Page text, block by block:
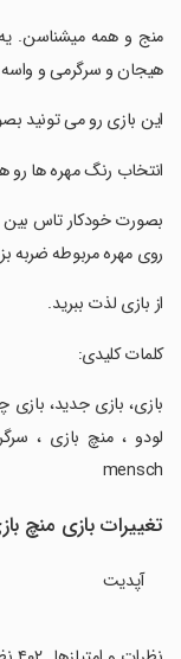
‏منج و همه میشناسن.
هیجان و سرگرمی و واسه
‏این بازی رو می تونید
‏انتخاب رنگ مهره ها رو
روی مهره مربوطه ضربه
‏از بازی لذت ببرید.
‏کلمات کلیدی:
‏بازی، بازی جدید، بازی
mensch
تغییرات بازی ‏منچ
آپدیت